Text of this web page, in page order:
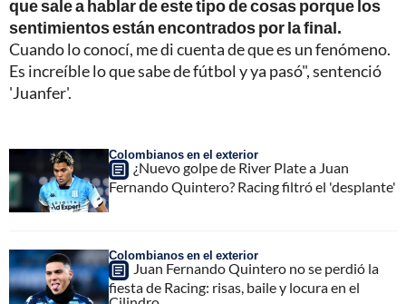
que sale a hablar de este tipo de cosas porque los
sentimientos están encontrados por la final.
Cuando lo conocí, me di cuenta de que es un fenómeno.
Es increíble lo que sabe de fútbol y ya pasó", sentenció
'Juanfer'.
Colombianos en el exterior
¿Nuevo golpe de River Plate a Juan
Fernando Quintero? Racing filtró el 'desplante'
Colombianos en el exterior
Juan Fernando Quintero no se perdió la
fiesta de Racing: risas, baile y locura en el